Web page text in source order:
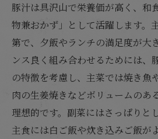
豚汁は具沢山で栄養価が高く、和
物兼おかず」として活躍します。
第で、夕飯やランチの満足度が大
ンス良く組み合わせるためには、
の特徴を考慮し、主菜では焼き魚
肉の生姜焼きなどボリュームのあ
理想的です。副菜にはさっぱりと
主食には白ご飯や炊き込みご飯が